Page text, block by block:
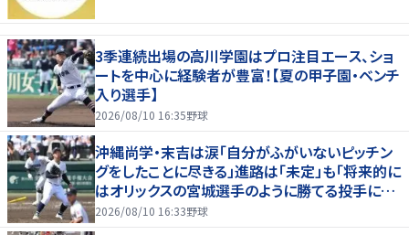
3季連続出場の高川学園はプロ注目エース、ショ
ートを中心に経験者が豊富！【夏の甲子園・ベンチ
入り選手】
2026/08/10 16:35野球
沖縄尚学・末吉は涙「自分がふがいないピッチン
グをしたことに尽きる」進路は「未定」も「将来的に
はオリックスの宮城選手のように勝てる投手に」
最速１５０キロ右腕も３回３失点降板
2026/08/10 16:33野球